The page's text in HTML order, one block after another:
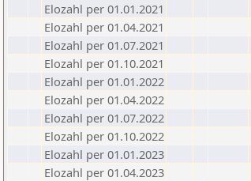
Elozahl per 01.01.2021
Elozahl per 01.04.2021
Elozahl per 01.07.2021
Elozahl per 01.10.2021
Elozahl per 01.01.2022
Elozahl per 01.04.2022
Elozahl per 01.07.2022
Elozahl per 01.10.2022
Elozahl per 01.01.2023
Elozahl per 01.04.2023